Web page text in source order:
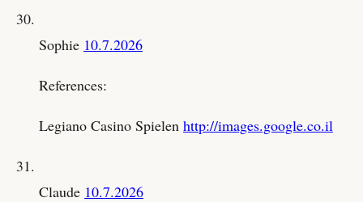
Sophie 10.7.2026
References:
Legiano Casino Spielen http://images.google.co.il
Claude 10.7.2026